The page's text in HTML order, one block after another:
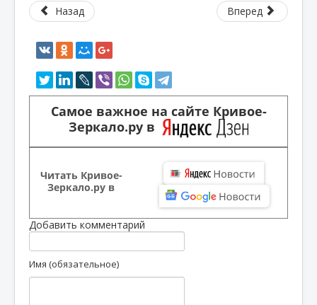
Назад Вперед
Самое важное на сайте Кривое-
Зеркало.ру в
Читать Кривое-
Зеркало.ру в
Добавить комментарий
Имя (обязательное)